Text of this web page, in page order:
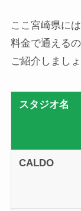
ここ宮崎県に
料金で通える
ご紹介しましょ
スタジオ名
CALDO